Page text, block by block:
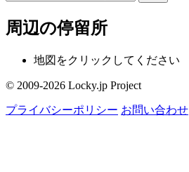
周辺の停留所
地図をクリックしてください
© 2009-2026 Locky.jp Project
プライバシーポリシー お問い合わせ